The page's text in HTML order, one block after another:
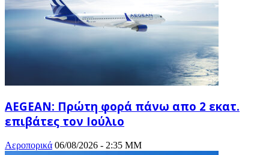
AEGEAN: Πρώτη φορά πάνω απο 2 εκατ.
επιβάτες τον Ιούλιο
Αεροπορικά 06/08/2026 - 2:35 ΜΜ